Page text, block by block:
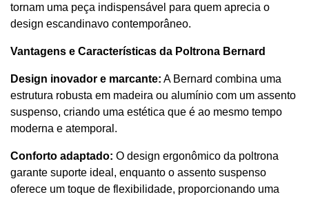
tornam uma peça indispensável para quem aprecia o
design escandinavo contemporâneo.
Vantagens e Características da Poltrona Bernard
Design inovador e marcante: A Bernard combina uma
estrutura robusta em madeira ou alumínio com um assento
suspenso, criando uma estética que é ao mesmo tempo
moderna e atemporal.
Conforto adaptado: O design ergonômico da poltrona
garante suporte ideal, enquanto o assento suspenso
oferece um toque de flexibilidade, proporcionando uma